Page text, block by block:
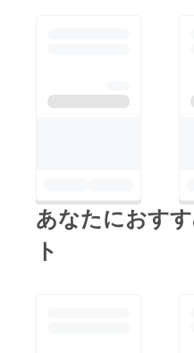
あなたにおす
ト